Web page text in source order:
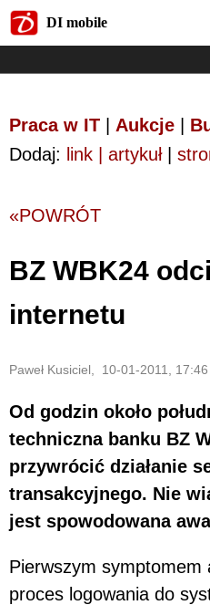
DI mobile
Praca w IT Aukcje
Dodaj: link | artykuł|
«POWRÓT
BZ WBK24
internetu
Paweł Kusiciel, 10-01-2011, 17:46
Od godzin około
techniczna banku BZ
przywrócić działanie
transakcyjnego. Nie
jest spowodowana
Pierwszym symptomem
proces logowania do
DI mobile